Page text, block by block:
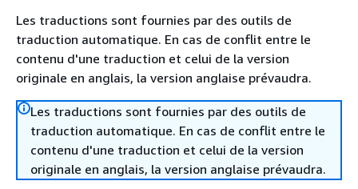
Les traductions sont fournies par des outils de
traduction automatique. En cas de conflit entre le
contenu d'une traduction et celui de la version
originale en anglais, la version anglaise prévaudra.
Les traductions sont fournies par des outils de
traduction automatique. En cas de conflit entre le
contenu d'une traduction et celui de la version
originale en anglais, la version anglaise prévaudra.